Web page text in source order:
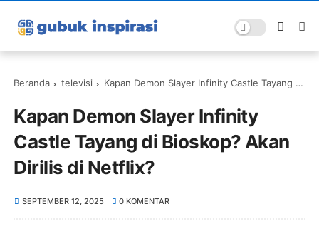
Beranda televisi Kapan Demon Slayer Infinity Castle Tayang di Bioskop? Akan Dirilis di Netflix?
Kapan Demon Slayer Infinity
Castle Tayang di Bioskop? Akan
Dirilis di Netflix?
SEPTEMBER 12, 2025 0 KOMENTAR